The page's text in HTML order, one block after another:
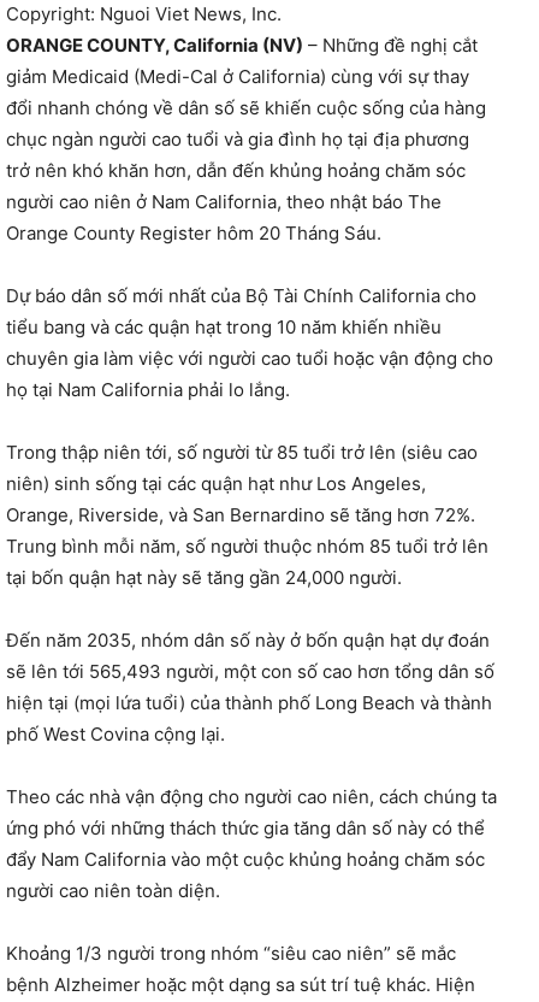
Copyright: Nguoi Viet News, Inc.
ORANGE COUNTY, California (NV) – Những đề nghị cắt
giảm Medicaid (Medi-Cal ở California) cùng với sự thay
đổi nhanh chóng về dân số sẽ khiến cuộc sống của hàng
chục ngàn người cao tuổi và gia đình họ tại địa phương
trở nên khó khăn hơn, dẫn đến khủng hoảng chăm sóc
người cao niên ở Nam California, theo nhật báo The
Orange County Register hôm 20 Tháng Sáu.
Dự báo dân số mới nhất của Bộ Tài Chính California cho
tiểu bang và các quận hạt trong 10 năm khiến nhiều
chuyên gia làm việc với người cao tuổi hoặc vận động cho
họ tại Nam California phải lo lắng.
Trong thập niên tới, số người từ 85 tuổi trở lên (siêu cao
niên) sinh sống tại các quận hạt như Los Angeles,
Orange, Riverside, và San Bernardino sẽ tăng hơn 72%.
Trung bình mỗi năm, số người thuộc nhóm 85 tuổi trở lên
tại bốn quận hạt này sẽ tăng gần 24,000 người.
Đến năm 2035, nhóm dân số này ở bốn quận hạt dự đoán
sẽ lên tới 565,493 người, một con số cao hơn tổng dân số
hiện tại (mọi lứa tuổi) của thành phố Long Beach và thành
phố West Covina cộng lại.
Theo các nhà vận động cho người cao niên, cách chúng ta
ứng phó với những thách thức gia tăng dân số này có thể
đẩy Nam California vào một cuộc khủng hoảng chăm sóc
người cao niên toàn diện.
Khoảng 1/3 người trong nhóm “siêu cao niên” sẽ mắc
bệnh Alzheimer hoặc một dạng sa sút trí tuệ khác. Hiện